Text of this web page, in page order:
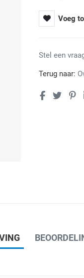
Voeg
Stel een
Terug naar: